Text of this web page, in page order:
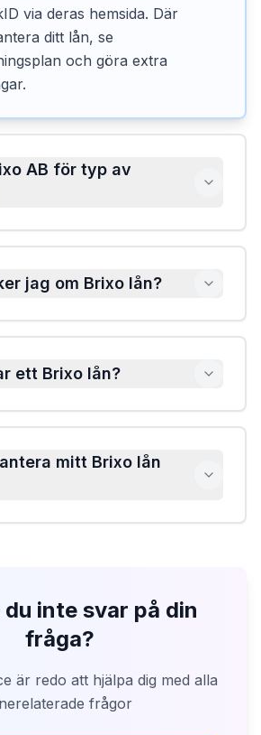
via deras hemsida. Där
ditt lån, se
och göra extra
AB för typ av
jag om Brixo lån?
ett Brixo lån?
mitt Brixo lån
inte svar på din
fråga?
är redo att hjälpa dig med alla
frågor